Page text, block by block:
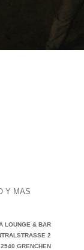
Y MAS
LOUNGE & BAR
2
2540 GRENCHEN